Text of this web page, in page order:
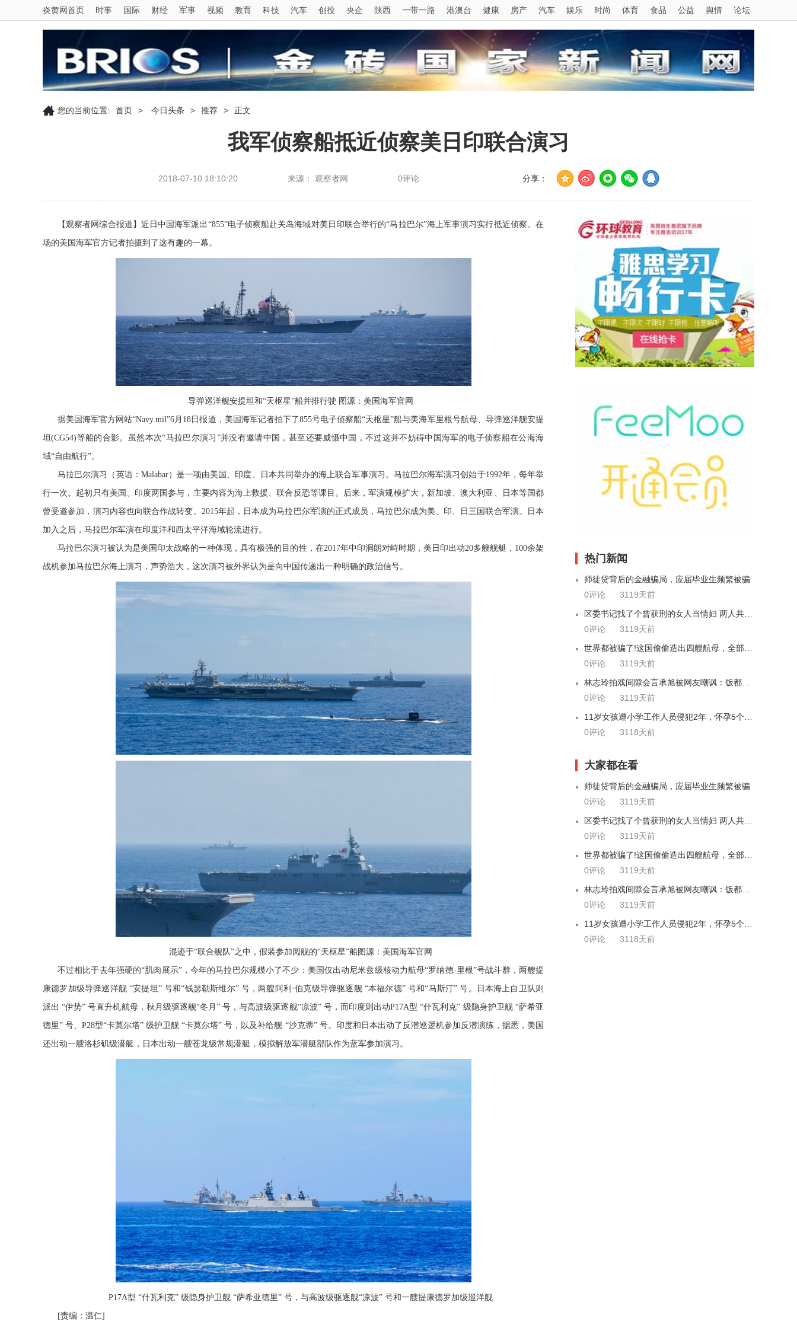
炎黄网首页 时事 国际 财经 军事 视频 教育 科技 汽车 创投 央企 陕西 一带一路 港澳台 健康 房产 汽车 娱乐 时尚 体育 食品 公益 舆情 论坛
您的当前位置: 首页 > 今日头条 > 推荐 > 正文
我军侦察船抵近侦察美日印联合演习
2018-07-10 18:10:20 来源： 观察者网 0评论 分享：
【观察者网综合报道】近日中国海军派出“855”电子侦察船赴关岛海域对美日印联合举行的“马拉巴尔”海上军事演习实行抵近侦察。在
场的美国海军官方记者拍摄到了这有趣的一幕。
导弹巡洋舰安提坦和“天枢星”船并排行驶 图源：美国海军官网
据美国海军官方网站“Navy.mil”6月18日报道，美国海军记者拍下了855号电子侦察船“天枢星”船与美海军里根号航母、导弹巡洋舰安提
坦(CG54)等船的合影。虽然本次“马拉巴尔演习”并没有邀请中国，甚至还要威慑中国，不过这并不妨碍中国海军的电子侦察船在公海海
域“自由航行”。
马拉巴尔演习（英语：Malabar）是一项由美国、印度、日本共同举办的海上联合军事演习。马拉巴尔海军演习创始于1992年，每年举
行一次。起初只有美国、印度两国参与，主要内容为海上救援、联合反恐等课目。后来，军演规模扩大，新加坡、澳大利亚、日本等国都
曾受邀参加，演习内容也向联合作战转变。2015年起，日本成为马拉巴尔军演的正式成员，马拉巴尔成为美、印、日三国联合军演。日本
加入之后，马拉巴尔军演在印度洋和西太平洋海域轮流进行。
马拉巴尔演习被认为是美国印太战略的一种体现，具有极强的目的性，在2017年中印洞朗对峙时期，美日印出动20多艘舰艇，100余架
战机参加马拉巴尔海上演习，声势浩大，这次演习被外界认为是向中国传递出一种明确的政治信号。
混迹于“联合舰队”之中，假装参加阅舰的“天枢星”船图源：美国海军官网
不过相比于去年强硬的“肌肉展示”，今年的马拉巴尔规模小了不少：美国仅出动尼米兹级核动力航母“罗纳德·里根”号战斗群，两艘提
康德罗加级导弹巡洋舰 “安提坦” 号和“钱瑟勒斯维尔” 号，两艘阿利·伯克级导弹驱逐舰 “本福尔德” 号和“马斯汀” 号。日本海上自卫队则
派出 “伊势” 号直升机航母，秋月级驱逐舰“冬月” 号，与高波级驱逐舰“凉波” 号，而印度则出动P17A型 “什瓦利克” 级隐身护卫舰 “萨希亚
德里” 号、P28型“卡莫尔塔” 级护卫舰 “卡莫尔塔” 号，以及补给舰 “沙克蒂” 号。印度和日本出动了反潜巡逻机参加反潜演练，据悉，美国
还出动一艘洛杉矶级潜艇，日本出动一艘苍龙级常规潜艇，模拟解放军潜艇部队作为蓝军参加演习。
P17A型 “什瓦利克” 级隐身护卫舰 “萨希亚德里” 号，与高波级驱逐舰“凉波” 号和一艘提康德罗加级巡洋舰
[责编：温仁]
热门新闻
师徒贷背后的金融骗局，应届毕业生频繁被骗
0评论
3119天前
0评论
3119天前
0评论
3119天前
0评论
3119天前
0评论
3118天前
大家都在看
师徒贷背后的金融骗局，应届毕业生频繁被骗
0评论
3119天前
0评论
3119天前
0评论
3119天前
0评论
3119天前
0评论
3118天前